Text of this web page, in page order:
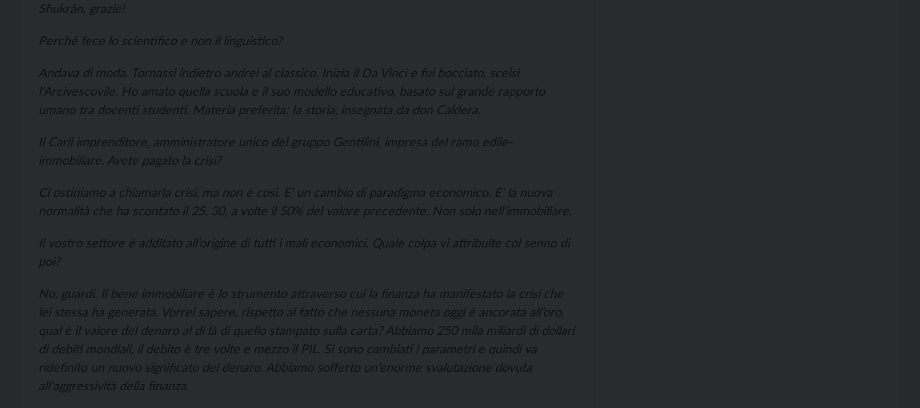
Sħukrân, grazie!
Perché fece lo scientifico e non il linguistico?
Andava di moda. Tornassi indietro andrei al classico. Inizia il Da Vinci e fui bocciato, scelsi
l’Arcivescovile. Ho amato quella scuola e il suo modello educativo, basato sul grande rapporto
umano tra docenti studenti. Materia preferita: la storia, insegnata da don Caldera.
Il Carli imprenditore, amministratore unico del gruppo Gentilini, impresa del ramo edile-
immobiliare. Avete pagato la crisi?
Ci ostiniamo a chiamarla crisi, ma non è così. E’ un cambio di paradigma economico. E’ la nuova
normalità che ha scontato il 25, 30, a volte il 50% del valore precedente. Non solo nell’immobiliare.
Il vostro settore è additato all’origine di tutti i mali economici. Quale colpa vi attribuite col senno di
poi?
No, guardi. Il bene immobiliare è lo strumento attraverso cui la finanza ha manifestato la crisi che
lei stessa ha generata. Vorrei sapere, rispetto al fatto che nessuna moneta oggi è ancorata all’oro,
qual è il valore del denaro al di là di quello stampato sulla carta? Abbiamo 250 mila miliardi di dollari
di debiti mondiali, il debito è tre volte e mezzo il PIL. Si sono cambiati i parametri e quindi va
ridefinito un nuovo significato del denaro. Abbiamo sofferto un’enorme svalutazione dovuta
all’aggressività della finanza.